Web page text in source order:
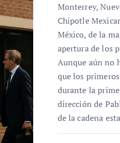
Monterrey,
Chipotle
México, de la
apertura de los
Aunque aún no
que los
durante la
dirección de
de la cadena